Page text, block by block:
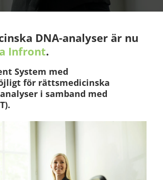
DNA-analyser är nu
Infront.
System med
för rättsmedicinska
i samband med